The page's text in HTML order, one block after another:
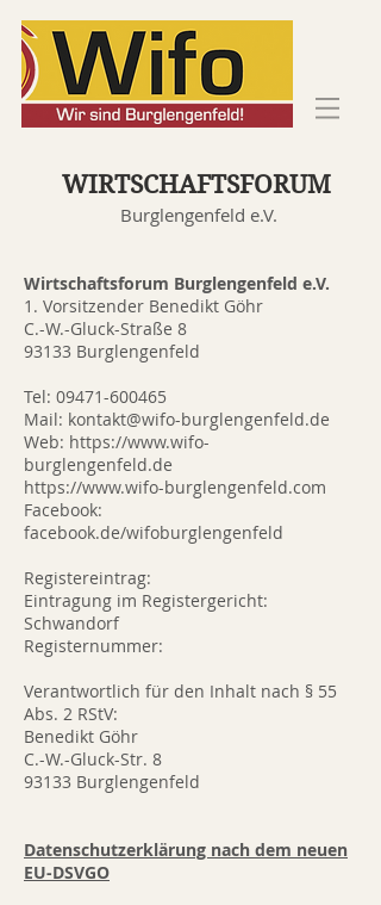
WIRTSCHAFTSFORUM
Burglengenfeld e.V.
Wirtschaftsforum Burglengenfeld e.V.
1. Vorsitzender Benedikt Göhr
C.-W.-Gluck-Straße 8
93133 Burglengenfeld
Tel: 09471-600465
Mail: kontakt@wifo-burglengenfeld.de
Web: https://www.wifo-
burglengenfeld.de
https://www.wifo-burglengenfeld.com
Facebook:
facebook.de/wifoburglengenfeld
Registereintrag:
Eintragung im Registergericht:
Schwandorf
Registernummer:
Verantwortlich für den Inhalt nach § 55
Abs. 2 RStV:
Benedikt Göhr
C.-W.-Gluck-Str. 8
93133 Burglengenfeld
Datenschutzerklärung nach dem neuen
EU-DSVGO